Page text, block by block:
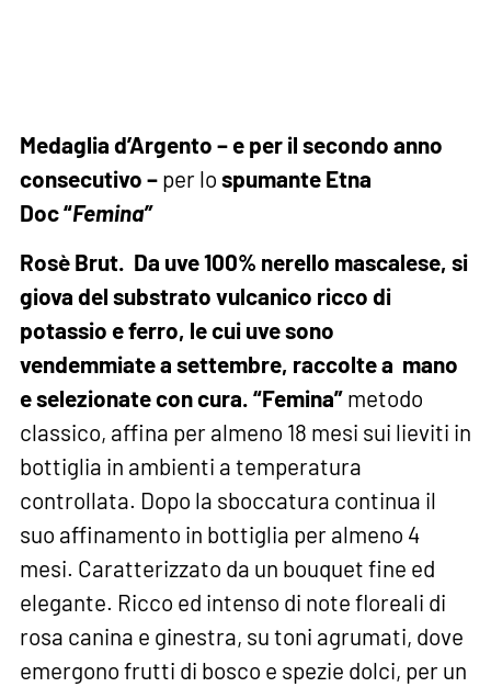
Medaglia d’Argento – e per il secondo anno
consecutivo – per lo spumante Etna
Doc “Femina”
Rosè Brut. Da uve 100% nerello mascalese, si
giova del substrato vulcanico ricco di
potassio e ferro, le cui uve sono
vendemmiate a settembre, raccolte a mano
e selezionate con cura. “Femina” metodo
classico, affina per almeno 18 mesi sui lieviti in
bottiglia in ambienti a temperatura
controllata. Dopo la sboccatura continua il
suo affinamento in bottiglia per almeno 4
mesi. Caratterizzato da un bouquet fine ed
elegante. Ricco ed intenso di note floreali di
rosa canina e ginestra, su toni agrumati, dove
emergono frutti di bosco e spezie dolci, per un